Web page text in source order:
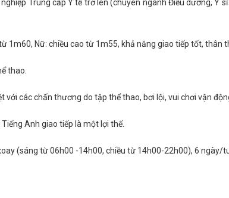
Trung cấp Y tế trở lên (chuyên ngành Điều dưỡng, Y
1m60, Nữ: chiều cao từ 1m55, khả năng giao tiếp tốt, thân
thao.
với các chấn thương do tập thể thao, bơi lội, vui chơi vận
Anh giao tiếp là một lợi thế.
(sáng từ 06h00 -14h00, chiều từ 14h00-22h00), 6 ngày/